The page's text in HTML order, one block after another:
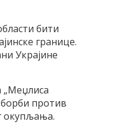
бити
границе.
Украјине
„Меџлиса
против
окупљања.